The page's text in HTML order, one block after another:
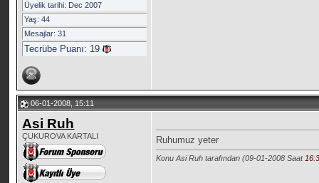
Üyelik tarihi: Dec 2007
Yaş: 44
Mesajlar: 31
Tecrübe Puanı: 19
06-01-2008, 15:11
Asi Ruh
ÇUKUROVA KARTALI Ruhumuz yeter
Konu Asi Ruh tarafından (09-01-2008 Saat